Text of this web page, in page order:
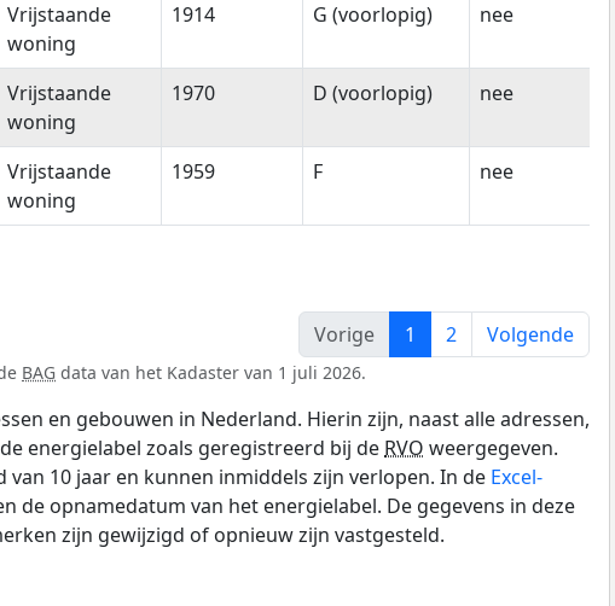
Vrijstaande
woning
1914 G (voorlopig) nee
Vrijstaande
woning
1970 D (voorlopig) nee
Vrijstaande
woning
1959 F nee
Vorige
1 2 Volgende
BAG data van het Kadaster van 1 juli 2026.
en gebouwen in Nederland. Hierin zijn, naast alle adressen,
energielabel zoals geregistreerd bij de RVO weergegeven.
10 jaar en kunnen inmiddels zijn verlopen. In de Excel-
de opnamedatum van het energielabel. De gegevens in deze
zijn gewijzigd of opnieuw zijn vastgesteld.